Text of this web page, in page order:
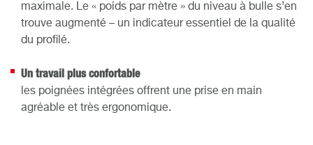
maximale. Le « poids par mètre » du niveau à bulle s’en
trouve augmenté – un indicateur essentiel de la qualité
du profilé.
Un travail plus confortable
les poignées intégrées offrent une prise en main
agréable et très ergonomique.